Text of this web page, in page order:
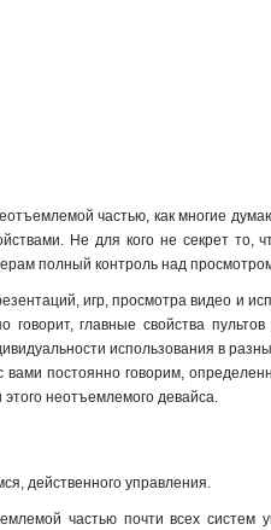
частью, как многие
Не для кого не секрет то,
полный контроль над
игр, просмотра видео и
главные свойства
использования в
постоянно говорим,
неотъемлемого девайса.
действенного управления.
частью почти всех систем